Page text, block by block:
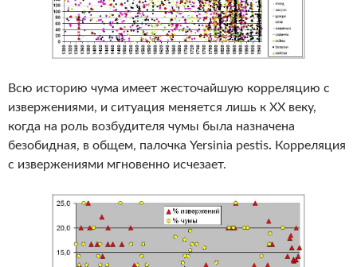
Всю историю чума имеет жесточайшую корреляцию с
извержениями, и ситуация меняется лишь к XX веку,
когда на роль возбудителя чумы была назначена
безобидная, в общем, палочка Yersinia pestis. Корреляция
с извержениями мгновенно исчезает.